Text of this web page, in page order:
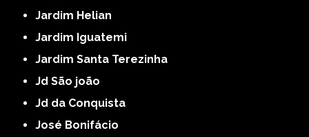
Jardim Helian
Jardim Iguatemi
Jardim Santa Terezinha
Jd São joão
Jd da Conquista
José Bonifácio